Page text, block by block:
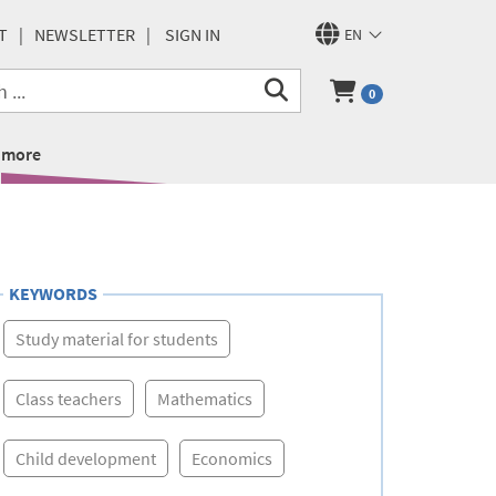
EN
NEWSLETTER SIGN IN
0
more
KEYWORDS
Study material for students
Class teachers Mathematics
Child development Economics